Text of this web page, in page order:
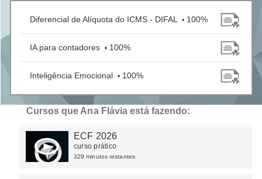
Diferencial de Alíquota do ICMS - DIFAL • 100%
IA para contadores • 100%
Inteligência Emocional • 100%
Cursos que Ana Flávia está fazendo:
ECF 2026
curso prático
329 minutos restantes